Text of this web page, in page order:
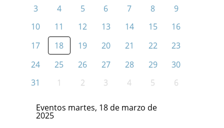
3
4 5 6 7 8
9
10
11 12 13 14 15
16
17
18 19 20 21 22
23
24
25 26 27 28 29
30
31
1 2 3 4 5 6
Eventos martes, 18 de marzo de
2025